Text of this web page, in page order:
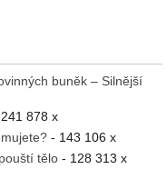
buněk – Silnější
878 x
- 143 106 x
tělo - 128 313 x